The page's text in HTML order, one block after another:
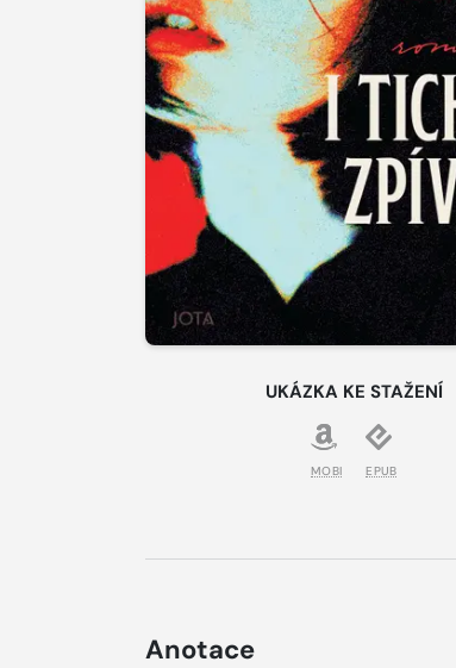
UKÁZKA KE STAŽENÍ
MOBI EPUB
Anotace